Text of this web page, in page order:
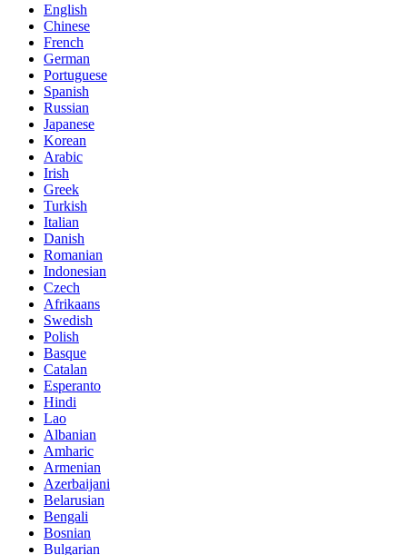
English
Chinese
French
German
Portuguese
Spanish
Russian
Japanese
Korean
Arabic
Irish
Greek
Turkish
Italian
Danish
Romanian
Indonesian
Czech
Afrikaans
Swedish
Polish
Basque
Catalan
Esperanto
Hindi
Lao
Albanian
Amharic
Armenian
Azerbaijani
Belarusian
Bengali
Bosnian
Bulgarian